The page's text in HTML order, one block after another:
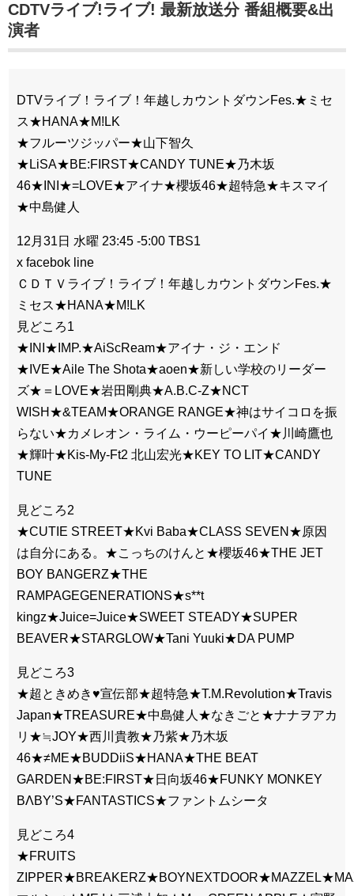
CDTVライブ!ライブ! 最新放送分 番組概要&出
演者
DTVライブ！ライブ！年越しカウントダウンFes.★ミセ
ス★HANA★M!LK
★フルーツジッパー★山下智久
★LiSA★BE:FIRST★CANDY TUNE★乃木坂
46★INI★=LOVE★アイナ★櫻坂46★超特急★キスマイ
★中島健人
12月31日 水曜 23:45 -5:00 TBS1
x facebok line
ＣＤＴＶライブ！ライブ！年越しカウントダウンFes.★
ミセス★HANA★M!LK
見どころ1
★INI★IMP.★AiScReam★アイナ・ジ・エンド
★IVE★Aile The Shota★aoen★新しい学校のリーダー
ズ★＝LOVE★岩田剛典★A.B.C-Z★NCT
WISH★&TEAM★ORANGE RANGE★神はサイコロを振
らない★カメレオン・ライム・ウーピーパイ★川崎鷹也
★輝叶★Kis-My-Ft2 北山宏光★KEY TO LIT★CANDY
TUNE
見どころ2
★CUTIE STREET★Kvi Baba★CLASS SEVEN★原因
は自分にある。★こっちのけんと★櫻坂46★THE JET
BOY BANGERZ★THE
RAMPAGEGENERATIONS★s**t
kingz★Juice=Juice★SWEET STEADY★SUPER
BEAVER★STARGLOW★Tani Yuuki★DA PUMP
見どころ3
★超ときめき♥宣伝部★超特急★T.M.Revolution★Travis
Japan★TREASURE★中島健人★なきごと★ナナヲアカ
リ★≒JOY★西川貴教★乃紫★乃木坂
46★≠ME★BUDDiiS★HANA★THE BEAT
GARDEN★BE:FIRST★日向坂46★FUNKY MONKEY
BΛBY’S★FANTASTICS★ファントムシータ
見どころ4
★FRUITS